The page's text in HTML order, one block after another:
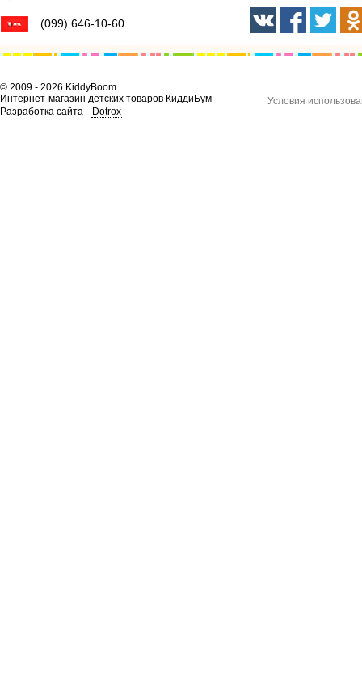
(099) 646-10-60
© 2009 - 2026 KiddyBoom.
Интернет-магазин детских товаров КиддиБум
Разработка сайта - Dotrox
Условия